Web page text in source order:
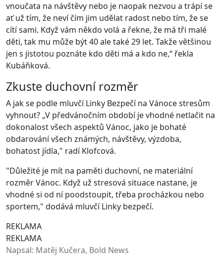
vnoučata na návštěvy nebo je naopak nezvou a trápí se
ať už tím, že neví čím jim udělat radost nebo tím, že se
cítí sami. Když vám někdo volá a řekne, že má tři malé
děti, tak mu může být 40 ale také 29 let. Takže většinou
jen s jistotou poznáte kdo děti má a kdo ne,“ řekla
Kubáňková.
Zkuste duchovní rozměr
A jak se podle mluvčí Linky Bezpečí na Vánoce stresům
vyhnout? „V předvánočním období je vhodné netlačit na
dokonalost všech aspektů Vánoc, jako je bohaté
obdarování všech známých, návštěvy, výzdoba,
bohatost jídla," radí Klofcová.
"Důležité je mít na paměti duchovní, ne materiální
rozměr Vánoc. Když už stresová situace nastane, je
vhodné si od ní poodstoupit, třeba procházkou nebo
sportem," dodává mluvčí Linky bezpečí.
REKLAMA
REKLAMA
Napsal: Matěj Kučera, Bold News